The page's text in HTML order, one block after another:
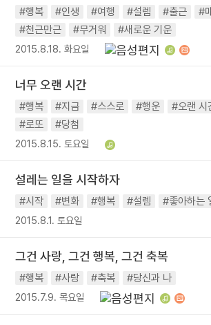
#행복 #인생 #여행 #설렘 #출근 #
#천근만근
#무거워 #새로운 기운
2015.8.18. 화요일
너무 오랜 시간
#행복 #지금 #스스로 #행운 #오랜 시
#로또
#당첨
2015.8.15. 토요일
설레는 일을 시작하자
#시작 #변화 #행복 #설렘 #좋아하는
2015.8.1. 토요일
그건 사랑, 그건 행복, 그건 축복
#행복 #사랑 #축복 #당신과 나
2015.7.9. 목요일